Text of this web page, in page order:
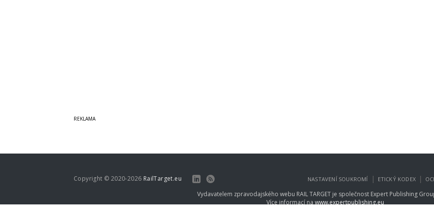
NASTAVENÍ SOUKROMÍ | ETICKÝ KODEX |
Copyright © 2020-2026 RailTarget.eu
Vydavatelem zpravodajského webu RAIL TARGET je společnost Expert Publishing
Více informací nawww.expertpublishing.eu